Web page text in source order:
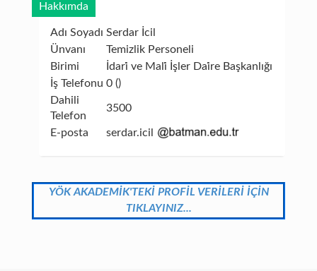
Hakkımda
Adı Soyadı Serdar İcil
Ünvanı
Temizlik Personeli
Birimi
İdari̇ ve Mali̇ İşler Dai̇re Başkanlığı
İş Telefonu 0 ()
Dahili
Telefon
3500
E-posta serdar.icil
YÖK AKADEMİK'TEKİ PROFİL VERİLERİ İÇİN
TIKLAYINIZ...